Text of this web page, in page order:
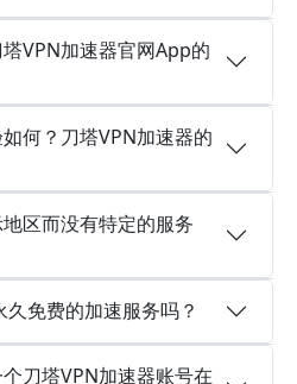
VPN加速器官网App的
何？刀塔VPN加速器的
区而没有特定的服务
免费的加速服务吗？
刀塔VPN加速器账号在